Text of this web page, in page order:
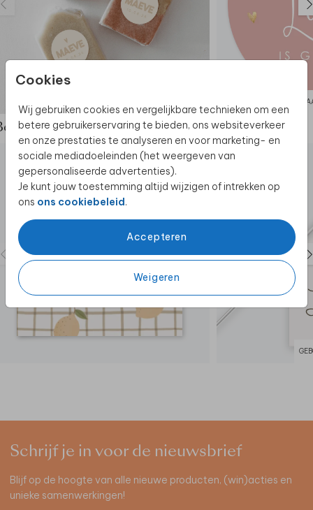
Cookies
Wij gebruiken cookies en vergelijkbare technieken om een
betere gebruikerservaring te bieden, ons websiteverkeer
en onze prestaties te analyseren en voor marketing- en
sociale mediadoeleinden (het weergeven van
gepersonaliseerde advertenties).
Je kunt jouw toestemming altijd wijzigen of intrekken op
ons ons cookiebeleid.
Accepteren
Weigeren
de complete set
Schrijf je in voor de nieuwsbrief
Blijf op de hoogte van alle nieuwe producten, (win)acties en
unieke samenwerkingen!